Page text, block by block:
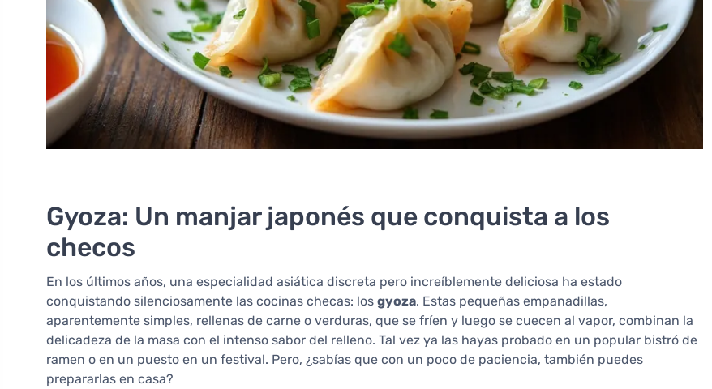
Gyoza: Un manjar japonés que conquista a los
checos
En los últimos años, una especialidad asiática discreta pero increíblemente deliciosa ha estado
conquistando silenciosamente las cocinas checas: los gyoza. Estas pequeñas empanadillas,
aparentemente simples, rellenas de carne o verduras, que se fríen y luego se cuecen al vapor, combinan la
delicadeza de la masa con el intenso sabor del relleno. Tal vez ya las hayas probado en un popular bistró de
ramen o en un puesto en un festival. Pero, ¿sabías que con un poco de paciencia, también puedes
prepararlas en casa?